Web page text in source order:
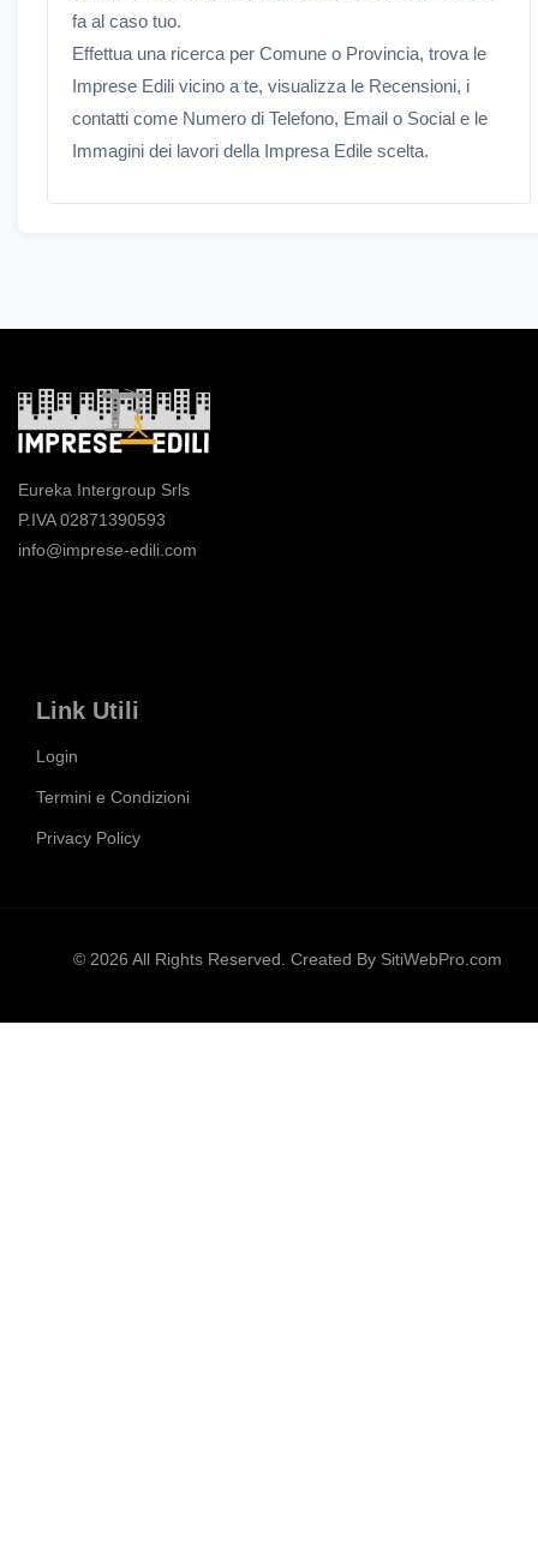
fa al caso tuo.
Effettua una ricerca per Comune o Provincia, trova le
Imprese Edili vicino a te, visualizza le Recensioni, i
contatti come Numero di Telefono, Email o Social e le
Immagini dei lavori della Impresa Edile scelta.
Eureka Intergroup Srls
P.IVA 02871390593
info@imprese-edili.com
Link Utili
Login
Termini e Condizioni
Privacy Policy
© 2026 All Rights Reserved. Created By SitiWebPro.com